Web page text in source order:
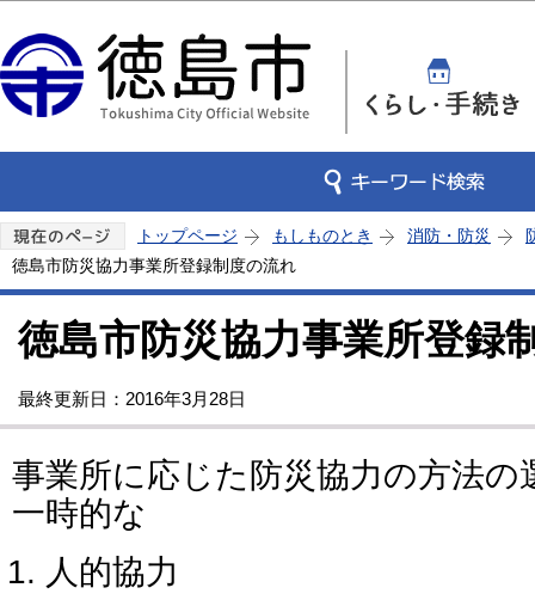
トップページ もしものとき 消防・防災
徳島市防災協力事業所登録制度の流れ
徳島市防災協力事業所登録
最終更新日：2016年3月28日
事業所に応じた防災協力の方法の
一時的な
人的協力